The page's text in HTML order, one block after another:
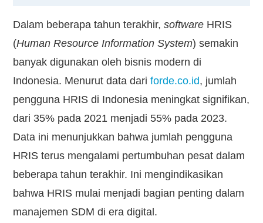
Dalam beberapa tahun terakhir,software HRIS
(Human Resource Information System) semakin
banyak digunakan oleh bisnis modern di
Indonesia. Menurut data dariforde.co.id, jumlah
pengguna HRIS di Indonesia meningkat signifikan,
dari 35% pada 2021 menjadi 55% pada 2023.
Data ini menunjukkan bahwa jumlah pengguna
HRIS terus mengalami pertumbuhan pesat dalam
beberapa tahun terakhir. Ini mengindikasikan
bahwa HRIS mulai menjadi bagian penting dalam
manajemen SDM di era digital.